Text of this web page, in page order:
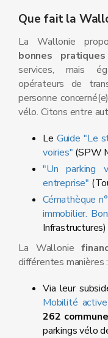
Que fait la
La Wallonie
bonnes pratiques
services, mais
opérateurs de
personne
vélo. Citons entre
Le Guide "Le
voiries" (SPW
"Un parking
entreprise"
Cémathèque
immobilier.
Infrastructures)
La Wallonie
différentes manières :
Via leur
Mobilité
262
parkings vélo